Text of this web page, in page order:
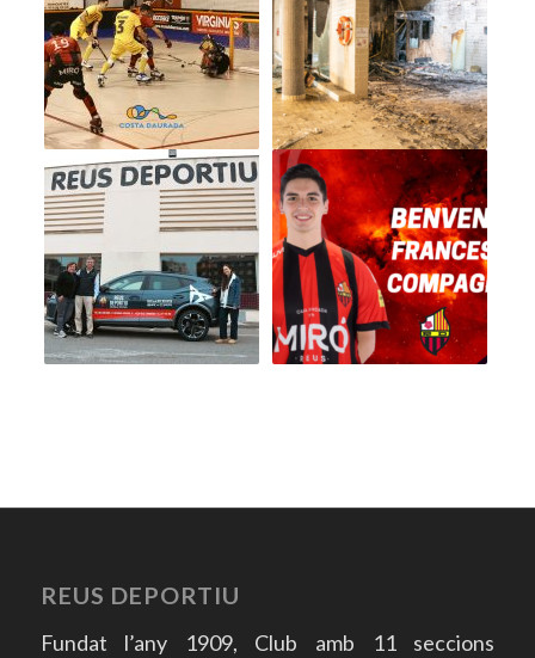
REUS DEPORTIU
Fundat l’any 1909, Club amb 11 seccions